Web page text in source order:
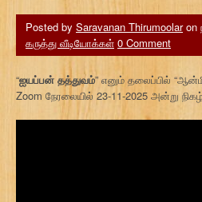
Posted by Saravanan Thirumoolaron
கருத்து வீடியோக்கள் 0 Comment
“ஐயப்பன் தத்துவம்” எனும் தலைப்பில்
Zoom நேரலையில் 23-11-2025 அன்று